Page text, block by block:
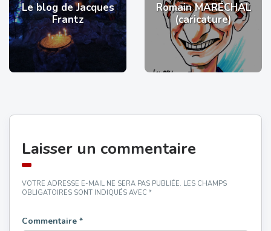
Le blog de Jacques
Frantz
Romain MARÉCHAL
(caricature)
Laisser un commentaire
VOTRE ADRESSE E-MAIL NE SERA PAS PUBLIÉE. LES CHAMPS
OBLIGATOIRES SONT INDIQUÉS AVEC *
Commentaire *